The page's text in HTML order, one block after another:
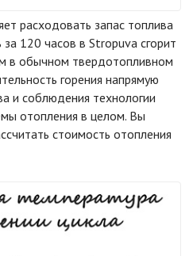
расходовать запас топлива
120 часов в Stropuva сгорит
в обычном твердотопливном
горения напрямую
и соблюдения технологии
отопления в целом. Вы
стоимость отопления